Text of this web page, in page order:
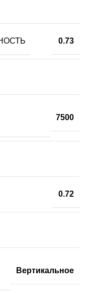
0.73
7500
0.72
Вертикальное